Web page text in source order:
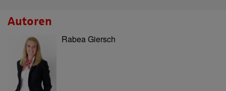
Autoren
Rabea Giersch